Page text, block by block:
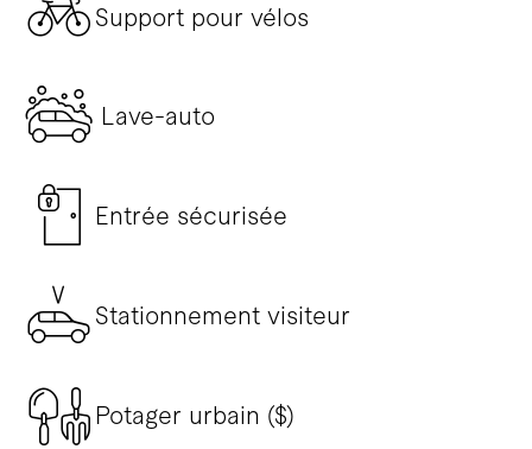
Support pour vélos
Lave-auto
Entrée sécurisée
Stationnement visiteur
Potager urbain ($)